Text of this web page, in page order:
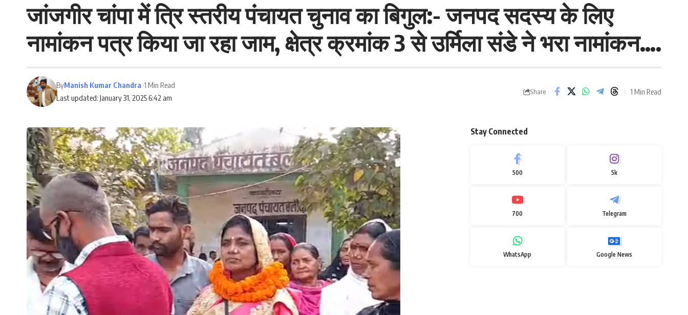
जांजगीर चांपा में त्रि स्तरीय पंचायत चुनाव का बिगुल:- जनपद सदस्य के लिए
नामांकन पत्र किया जा रहा जाम, क्षेत्र क्रमांक 3 से उर्मिला संडे ने भरा नामांकन….
Last updated: January 31, 2025 6:42 am
ByManish Kumar Chandra 1 Min Read
Share 1 Min Read
Stay Connected
500 5k
700 Telegram
WhatsApp Google News